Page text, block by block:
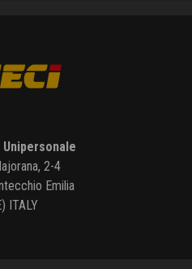
2-4
Emilia
ITALY